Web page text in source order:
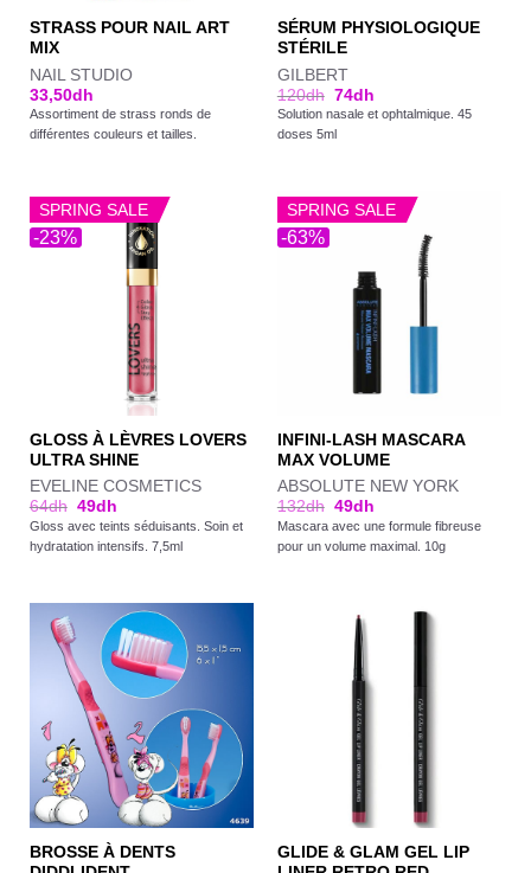
STRASS POUR NAIL ART
MIX
NAIL STUDIO
33,50dh
Assortiment de strass ronds de
différentes couleurs et tailles.
SÉRUM PHYSIOLOGIQUE
STÉRILE
GILBERT
120dh 74dh
Solution nasale et ophtalmique. 45
doses 5ml
-23%
SPRING SALE
GLOSS À LÈVRES LOVERS
ULTRA SHINE
EVELINE COSMETICS
64dh 49dh
Gloss avec teints séduisants. Soin et
hydratation intensifs. 7,5ml
-63%
SPRING SALE
INFINI-LASH MASCARA
MAX VOLUME
ABSOLUTE NEW YORK
132dh 49dh
Mascara avec une formule fibreuse
pour un volume maximal. 10g
BROSSE À DENTS
GLIDE & GLAM GEL LIP